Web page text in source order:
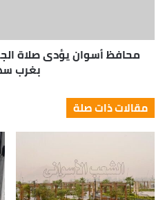
محافظ أسوان يؤدى صلاة
بغرب
مقالات ذات صلة